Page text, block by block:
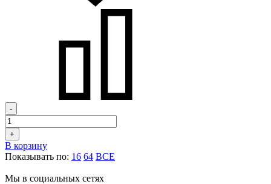
-
+
В корзину
Показывать по: 16 64 ВСЕ
Мы в социальных сетях